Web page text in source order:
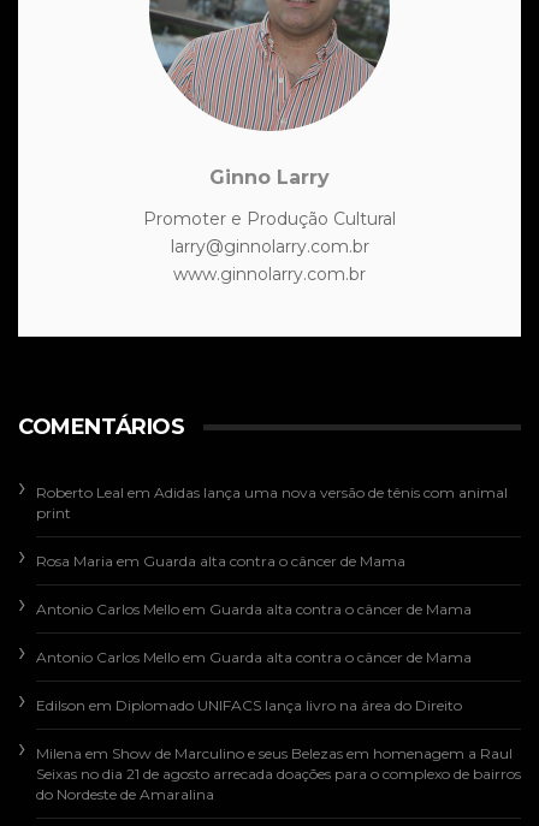
Ginno Larry
Promoter e Produção Cultural
larry@ginnolarry.com.br
www.ginnolarry.com.br
COMENTÁRIOS
Roberto Leal em Adidas lança uma nova versão de tênis com animal
print
Rosa Maria em Guarda alta contra o câncer de Mama
Antonio Carlos Mello em Guarda alta contra o câncer de Mama
Antonio Carlos Mello em Guarda alta contra o câncer de Mama
Edilson em Diplomado UNIFACS lança livro na área do Direito
Milena em Show de Marculino e seus Belezas em homenagem a Raul
Seixas no dia 21 de agosto arrecada doações para o complexo de bairros
do Nordeste de Amaralina